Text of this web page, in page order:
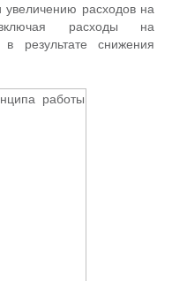
увеличению расходов на
включая расходы на
результате снижения